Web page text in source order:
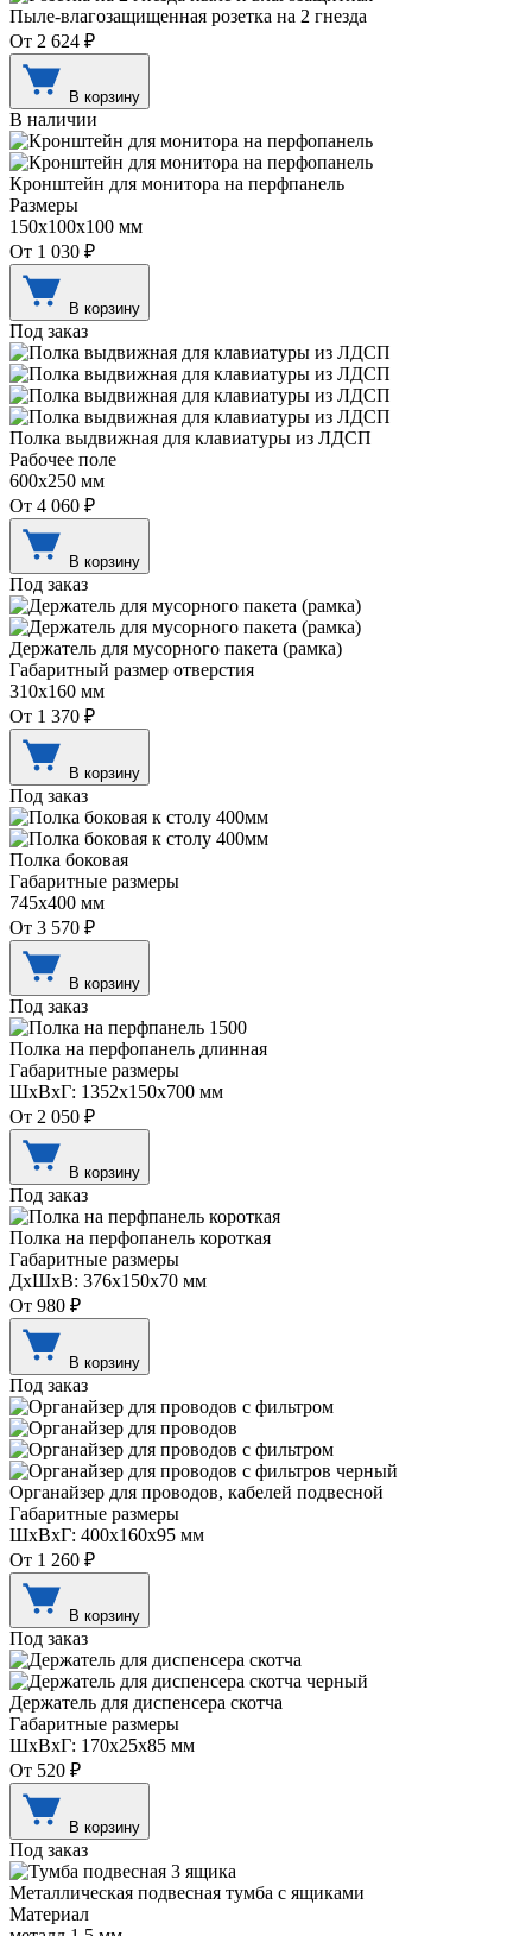
Пыле-влагозащищенная розетка на 2 гнезда
От 2 624 ₽
В корзину
В наличии
Кронштейн для монитора на перфпанель
Размеры
150х100х100 мм
От 1 030 ₽
В корзину
Под заказ
Полка выдвижная для клавиатуры из ЛДСП
Рабочее поле
600х250 мм
От 4 060 ₽
В корзину
Под заказ
Держатель для мусорного пакета (рамка)
Габаритный размер отверстия
310х160 мм
От 1 370 ₽
В корзину
Под заказ
Полка боковая
Габаритные размеры
745х400 мм
От 3 570 ₽
В корзину
Под заказ
Полка на перфопанель длинная
Габаритные размеры
ШхВхГ: 1352х150х700 мм
От 2 050 ₽
В корзину
Под заказ
Полка на перфопанель короткая
Габаритные размеры
ДхШхВ: 376х150х70 мм
От 980 ₽
В корзину
Под заказ
Органайзер для проводов, кабелей подвесной
Габаритные размеры
ШхВхГ: 400х160х95 мм
От 1 260 ₽
В корзину
Под заказ
Держатель для диспенсера скотча
Габаритные размеры
ШхВхГ: 170х25х85 мм
От 520 ₽
В корзину
Под заказ
Металлическая подвесная тумба с ящиками
Материал